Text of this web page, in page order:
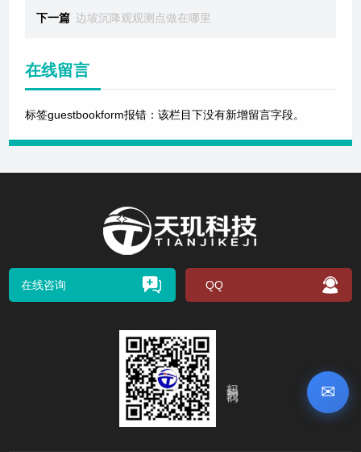
✉
下一篇 边坡沉降观观测点做在哪里
在线留言
标签guestbookform报错：该栏目下没有新增留言字段。
在线咨询 QQ